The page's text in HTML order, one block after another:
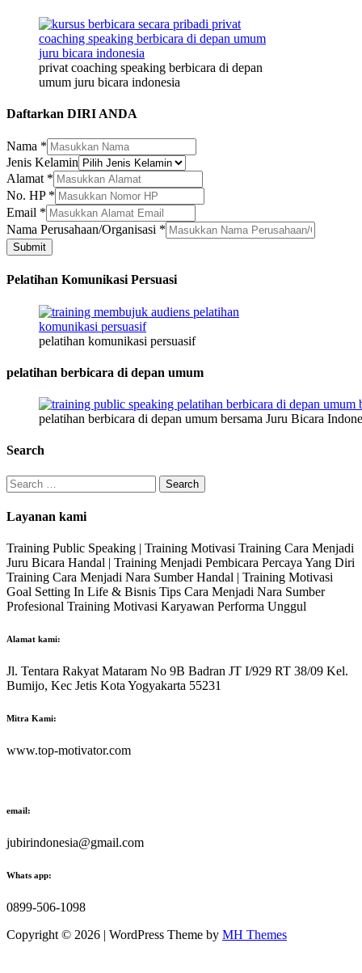
privat coaching speaking berbicara di depan
umum juru bicara indonesia
Daftarkan DIRI ANDA
Nama *
Jenis Kelamin
Alamat *
No. HP *
Alamat
Nama
Jenis
Email *
Nama Perusahaan/Organisasi *
Submit
Pelatihan Komunikasi Persuasi
pelatihan komunikasi persuasif
pelatihan berbicara di depan umum
pelatihan berbicara di depan umum bersama Juru Bicara
Search
Search
for:
Layanan kami
Training Public Speaking | Training Motivasi Training Cara Menjadi
Juru Bicara Handal | Training Menjadi Pembicara Percaya Yang Diri
Training Cara Menjadi Nara Sumber Handal | Training Motivasi
Goal Setting In Life & Bisnis Tips Cara Menjadi Nara Sumber
Profesional Training Motivasi Karyawan Performa Unggul
Alamat kami:
Jl. Tentara Rakyat Mataram No 9B Badran JT I/929 RT 38/09 Kel.
Bumijo, Kec Jetis Kota Yogyakarta 55231
Mitra Kami:
www.top-motivator.com
email:
jubirindonesia@gmail.com
Whats app:
0899-506-1098
Copyright © 2026 | WordPress Theme by MH Themes